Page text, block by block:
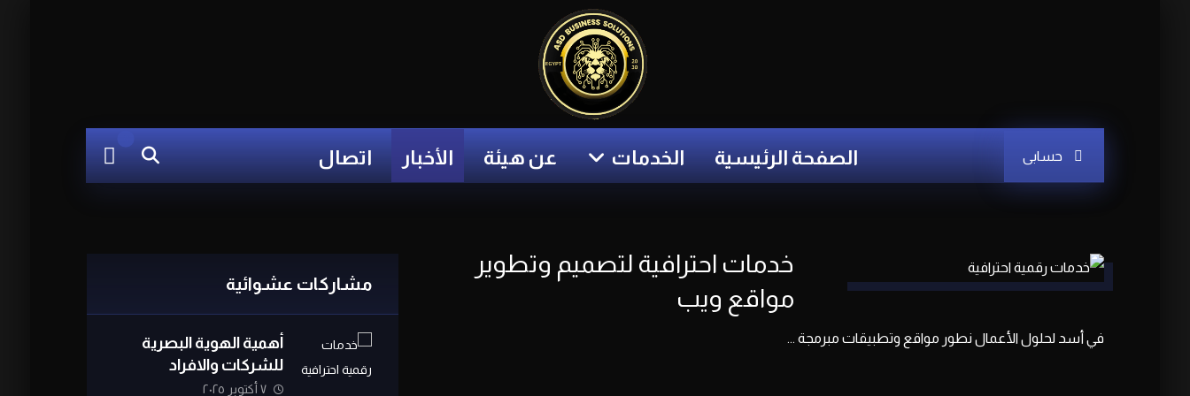
حسابى الصفحة الرئيسية الخدمات عن هيئة الأخبار اتصال
خدمات احترافية لتصميم وتطوير
مواقع ويب
في أسد لحلول الأعمال نطور مواقع وتطبيقات مبرمجة ...
مشاركات عشوائية
أهمية الهوية البصرية
للشركات والافراد
٧ أكتوبر ٢٠٢٥